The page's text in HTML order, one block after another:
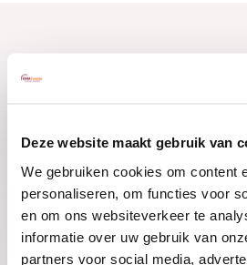
Deze website maakt gebruik van
We gebruiken cookies om content
personaliseren, om functies voor
en om ons websiteverkeer te
informatie over uw gebruik van
partners voor social media,
Handige